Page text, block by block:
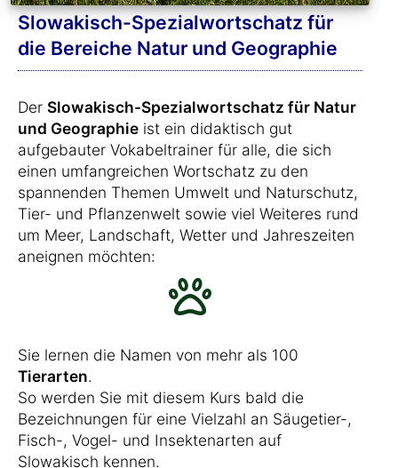
Slowakisch-Spezialwortschatz für
die Bereiche Natur und Geographie
Der Slowakisch-Spezialwortschatz für Natur
und Geographie ist ein didaktisch gut
aufgebauter Vokabeltrainer für alle, die sich
einen umfangreichen Wortschatz zu den
spannenden Themen Umwelt und Naturschutz,
Tier- und Pflanzenwelt sowie viel Weiteres rund
um Meer, Landschaft, Wetter und Jahreszeiten
aneignen möchten:
Sie lernen die Namen von mehr als 100
Tierarten.
So werden Sie mit diesem Kurs bald die
Bezeichnungen für eine Vielzahl an Säugetier-,
Fisch-, Vogel- und Insektenarten auf
Slowakisch kennen.